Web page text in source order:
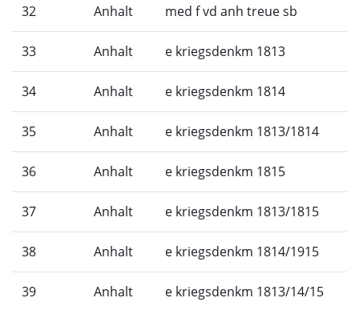
32 Anhalt med f vd anh treue sb
33 Anhalt e kriegsdenkm 1813
34 Anhalt e kriegsdenkm 1814
35 Anhalt e kriegsdenkm 1813/1814
36 Anhalt e kriegsdenkm 1815
37 Anhalt e kriegsdenkm 1813/1815
38 Anhalt e kriegsdenkm 1814/1915
39 Anhalt e kriegsdenkm 1813/14/15